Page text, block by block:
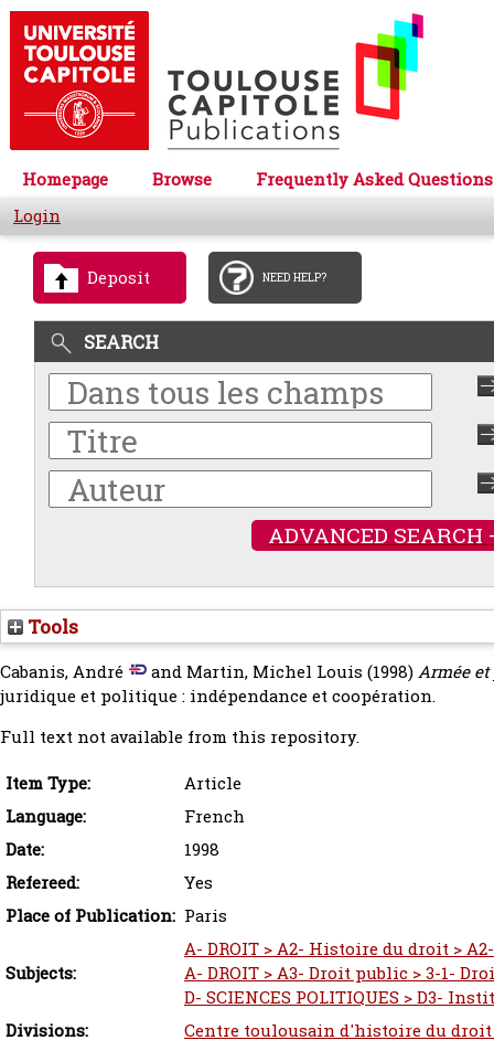
Homepage Browse
Frequently Asked Questions
Login
Deposit NEED HELP?
SEARCH
ADVANCED SEARCH
Tools
Cabanis, André and Martin, Michel Louis (1998)Armée
juridique et politique : indépendance et coopération.
Full text not available from this repository.
Item Type:
Article
Language:
French
Date:
1998
Refereed:
Yes
Place of Publication: Paris
Subjects:
A- DROIT > A2- Histoire du droit >
A- DROIT > A3- Droit public > 3-1-
D- SCIENCES POLITIQUES > D3-
Divisions:
Centre toulousain d'histoire du droit